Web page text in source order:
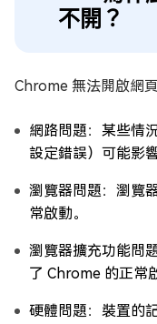
不開？
Chrome 無法開啟網
網路問題：某些情
設定錯誤）可能影
瀏覽器問題：瀏覽
常啟動。
瀏覽器擴充功能問
了 Chrome 的正常
硬體問題：裝置的